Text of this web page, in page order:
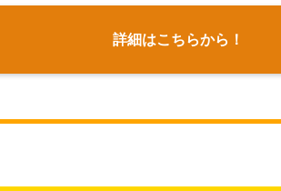
詳細はこちらから！